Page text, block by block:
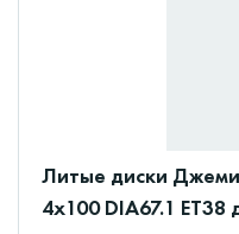
Литые диски
4x100 DIA67.1 ET38